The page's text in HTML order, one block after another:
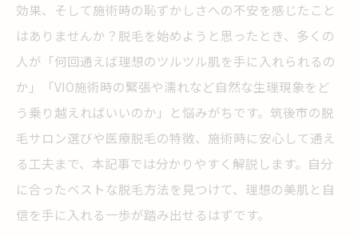
効果、そして施術時の恥ずかしさへの不安を感じたこと
はありませんか？脱毛を始めようと思ったとき、多くの
人が「何回通えば理想のツルツル肌を手に入れられるの
か」「VIO施術時の緊張や濡れなど自然な生理現象をど
う乗り越えればいいのか」と悩みがちです。筑後市の脱
毛サロン選びや医療脱毛の特徴、施術時に安心して通え
る工夫まで、本記事では分かりやすく解説します。自分
に合ったベストな脱毛方法を見つけて、理想の美肌と自
信を手に入れる一歩が踏み出せるはずです。